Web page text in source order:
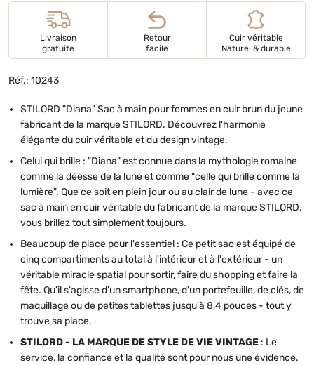
Livraison
gratuite
Retour
facile
Cuir véritable
Naturel & durable
Réf.: 10243
STILORD "Diana" Sac à main pour femmes en cuir brun du jeune
fabricant de la marque STILORD. Découvrez l'harmonie
élégante du cuir véritable et du design vintage.
Celui qui brille : "Diana" est connue dans la mythologie romaine
comme la déesse de la lune et comme "celle qui brille comme la
lumière". Que ce soit en plein jour ou au clair de lune - avec ce
sac à main en cuir véritable du fabricant de la marque STILORD,
vous brillez tout simplement toujours.
Beaucoup de place pour l'essentiel : Ce petit sac est équipé de
cinq compartiments au total à l'intérieur et à l'extérieur - un
véritable miracle spatial pour sortir, faire du shopping et faire la
fête. Qu'il s'agisse d'un smartphone, d'un portefeuille, de clés, de
maquillage ou de petites tablettes jusqu'à 8,4 pouces - tout y
trouve sa place.
STILORD - LA MARQUE DE STYLE DE VIE VINTAGE : Le
service, la confiance et la qualité sont pour nous une évidence.